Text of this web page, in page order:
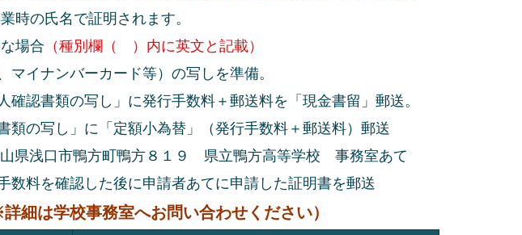
で証明されます。
場合 （種別欄（ ）内に英文と記載）
ナンバーカード等）の写しを準備。
書類の写し」に発行手数料＋郵送料を「現金書留」郵送。
類の写し」に「定額小為替」（発行手数料＋郵送料）郵送
口市鴨方町鴨方８１９ 県立鴨方高等学校 事務室あて
を確認した後に申請者あてに申請した証明書を郵送
細は学校事務室へお問い合わせください）